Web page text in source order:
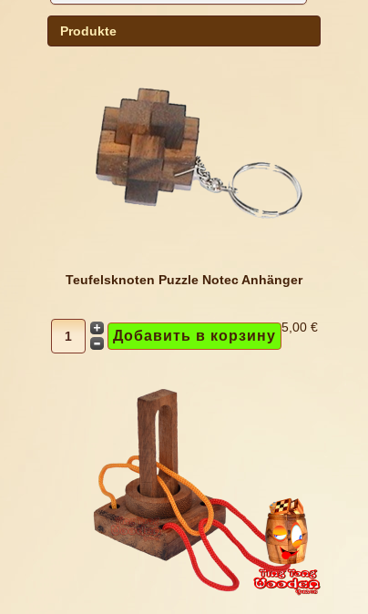
Produkte
Teufelsknoten Puzzle Notec Anhänger
5,00 €